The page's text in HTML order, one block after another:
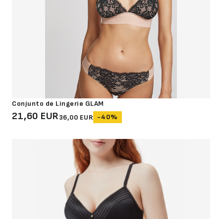
Conjunto de Lingerie GLAM
21,60 EUR36,00 EUR -40%